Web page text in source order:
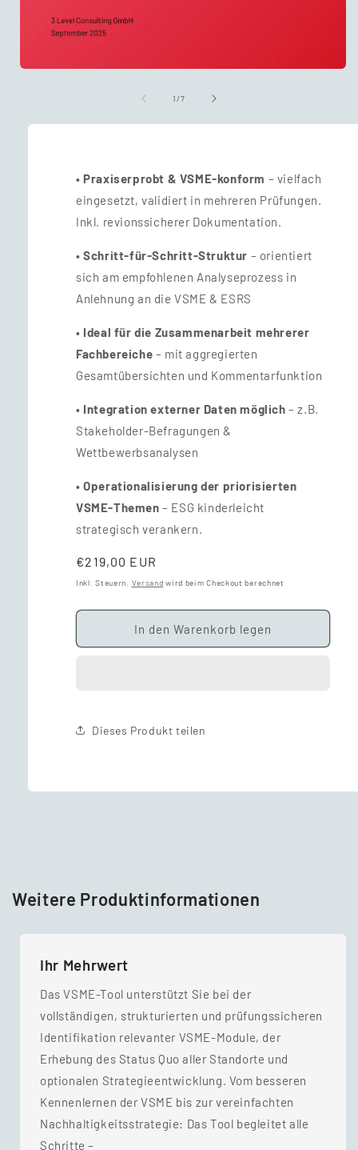
öffnen
1/von
7
• Praxiserprobt & VSME-konform – vielfach
eingesetzt, validiert in mehreren Prüfungen.
Inkl. revionssicherer Dokumentation.
• Schritt-für-Schritt-Struktur – orientiert
sich am empfohlenen Analyseprozess in
Anlehnung an die VSME & ESRS
• Ideal für die Zusammenarbeit mehrerer
Fachbereiche – mit aggregierten
Gesamtübersichten und Kommentarfunktion
• Integration externer Daten möglich – z.B.
Stakeholder-Befragungen &
Wettbewerbsanalysen
• Operationalisierung der priorisierten
VSME-Themen – ESG kinderleicht
strategisch verankern.
Normaler
Preis
€219,00 EUR
Inkl. Steuern. Versand wird beim Checkout berechnet
In den Warenkorb legen
Dieses Produkt teilen
Weitere Produktinformationen
Ihr Mehrwert
Das VSME-Tool unterstützt Sie bei der
vollständigen, strukturierten und prüfungssicheren
Identifikation relevanter VSME-Module, der
Erhebung des Status Quo aller Standorte und
optionalen Strategieentwicklung. Vom besseren
Kennenlernen der VSME bis zur vereinfachten
Nachhaltigkeitsstrategie: Das Tool begleitet alle
Schritte –